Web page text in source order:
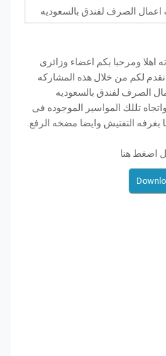
اعمال الصرف لفندق بالسعوديه
اهلا ومرحبا بكم اعضاء وزائرى
نقدم لكم من خلال هذه المشاركه
الصرف لفندق بالسعوديه
تللك المواسير الموجوده فى
بغرفه التفتيش وايضا مضخه الرفع.
اضغط هنا